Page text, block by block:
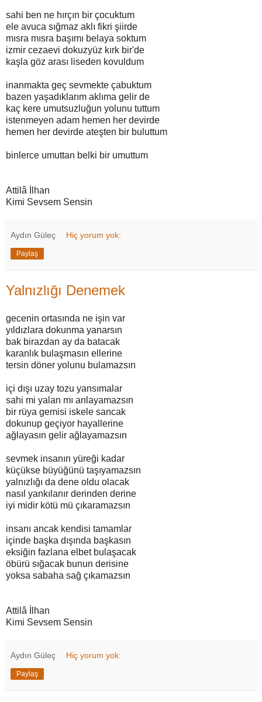
sahi ben ne hırçın bir çocuktum
ele avuca sığmaz aklı fikri şiirde
mısra mısra başımı belaya soktum
izmir cezaevi dokuzyüz kırk bir'de
kaşla göz arası liseden kovuldum
inanmakta geç sevmekte çabuktum
bazen yaşadıklarım aklıma gelir de
kaç kere umutsuzluğun yolunu tuttum
istenmeyen adam hemen her devirde
hemen her devirde ateşten bir buluttum
binlerce umuttan belki bir umuttum
Attilâ İlhan
Kimi Sevsem Sensin
Aydın Güleç Hiç yorum yok:
Paylaş
Yalnızlığı Denemek
gecenin ortasında ne işin var
yıldızlara dokunma yanarsın
bak birazdan ay da batacak
karanlık bulaşmasın ellerine
tersin döner yolunu bulamazsın
içi dışı uzay tozu yansımalar
sahi mi yalan mı anlayamazsın
bir rüya gemisi iskele sancak
dokunup geçiyor hayallerine
ağlayasın gelir ağlayamazsın
sevmek insanın yüreği kadar
küçükse büyüğünü taşıyamazsın
yalnızlığı da dene oldu olacak
nasıl yankılanır derinden derine
iyi midir kötü mü çıkaramazsın
insanı ancak kendisi tamamlar
içinde başka dışında başkasın
eksiğin fazlana elbet bulaşacak
öbürü sığacak bunun derisine
yoksa sabaha sağ çıkamazsın
Attilâ İlhan
Kimi Sevsem Sensin
Aydın Güleç Hiç yorum yok:
Paylaş